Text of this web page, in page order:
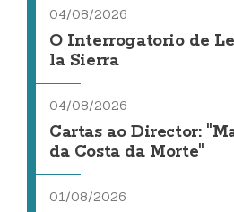
04/08/2026
O Interrogatorio de
la Sierra
04/08/2026
Cartas ao Director:
da Costa da Morte"
01/08/2026